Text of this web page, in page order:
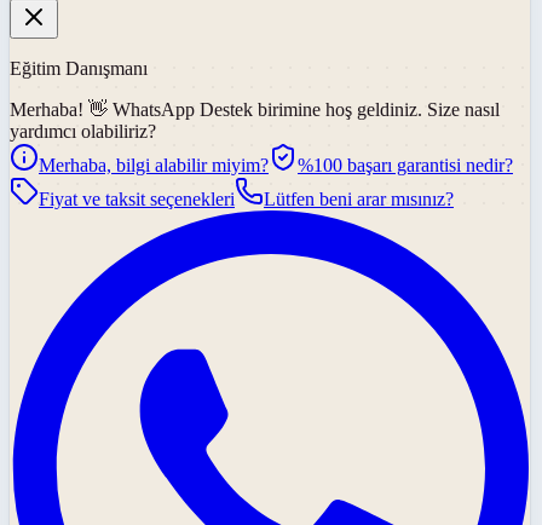
Eğitim Danışmanı
Merhaba! 👋 WhatsApp Destek birimine hoş geldiniz. Size nasıl
yardımcı olabiliriz?
Merhaba, bilgi alabilir miyim?
%100 başarı garantisi nedir?
Fiyat ve taksit seçenekleri
Lütfen beni arar mısınız?